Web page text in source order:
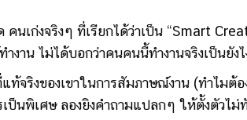
นเก่งจริงๆ ที่เรียกได้ว่าเป็น “Smart
งาน ไม่ได้บอกว่าคนคนนี้ทำงานจริงเป็นยังไ
จริงของเขาในการสัมภาษณ์งาน (ทำไมต้อ
เป็นพิเศษ ลองยิงคำถามแปลกๆ ให้ตั้งตัวไ